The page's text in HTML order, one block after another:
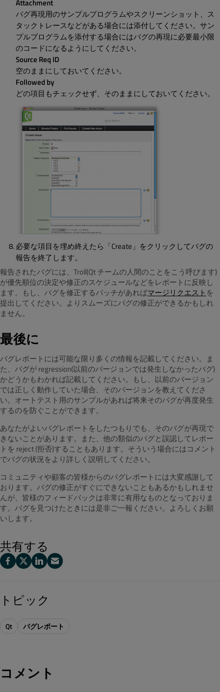
Attachment
バグ再現用のサンプルプログラムやスクリーンショット、ス
タックトレースなどがある場合には添付してください。サン
プルプログラムを添付する場合にはバグの再現に必要最小限
のコードになるようにしてください。
Source Req ID
空のままにしておいてください。
Followed by
どの項目もチェックせず、そのままにしておいてください。
必要な項目を埋め終えたら「Create」をクリックしてバグの
報告を終了します。
報告されたバグには、Troll(Qt チームの人間のことをこう呼びます)
が優先順位の決定や修正のスケジュールなどをレポートに反映し
ます。もし、バグを修正するパッチがあればマージリクエスト を
提出してください。よりスムーズにバグの修正ができるかもしれ
ません。
最後に
バグレポートには可能な限り多くの情報を記載してください。ま
た、バグが regression(以前のバージョンでは発生しなかったバグ)
かどうかもわかれば記載してください。もし、以前のバージョン
では正しく動作していた場合、そのバージョンを教えてくださ
い。オートテスト用のサンプルがあれば将来そのバグが再度発生
するのを防ぐことができます。
あなたがよいバグレポートをしたつもりでも、そのバグが再現で
きないことがあります。また、他の類似のバグと誤認してレポー
トを reject (拒否)することもあります。そういう場合にはコメント
でバグの状況をより詳しく説明してください。
コミュニティや顧客の皆様からのバグレポートには大変感謝して
おります。バグの修正がすぐにできないこともあるかもしれませ
んが、皆様のフィードバックは非常に有用なものとなっておりま
す。バグを見つけたときには是非ご一報ください。よろしくお願
いします。
共有する
トピック
Qt バグレポート
コメント